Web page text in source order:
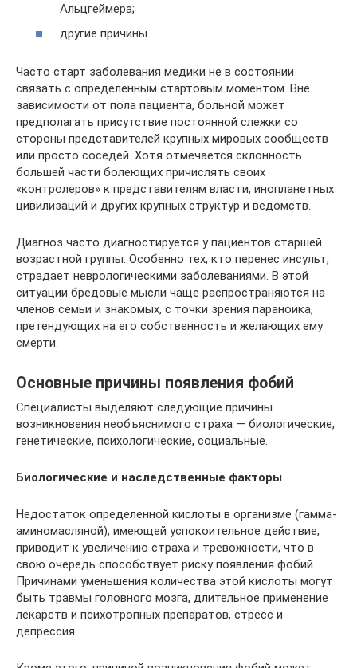
Альцгеймера;
другие причины.
Часто старт заболевания медики не в состоянии
связать с определенным стартовым моментом. Вне
зависимости от пола пациента, больной может
предполагать присутствие постоянной слежки со
стороны представителей крупных мировых сообществ
или просто соседей. Хотя отмечается склонность
большей части болеющих причислять своих
«контролеров» к представителям власти, инопланетных
цивилизаций и других крупных структур и ведомств.
Диагноз часто диагностируется у пациентов старшей
возрастной группы. Особенно тех, кто перенес инсульт,
страдает неврологическими заболеваниями. В этой
ситуации бредовые мысли чаще распространяются на
членов семьи и знакомых, с точки зрения параноика,
претендующих на его собственность и желающих ему
смерти.
Основные причины появления фобий
Специалисты выделяют следующие причины
возникновения необъяснимого страха — биологические,
генетические, психологические, социальные.
Биологические и наследственные факторы
Недостаток определенной кислоты в организме (гамма-
аминомасляной), имеющей успокоительное действие,
приводит к увеличению страха и тревожности, что в
свою очередь способствует риску появления фобий.
Причинами уменьшения количества этой кислоты могут
быть травмы головного мозга, длительное применение
лекарств и психотропных препаратов, стресс и
депрессия.